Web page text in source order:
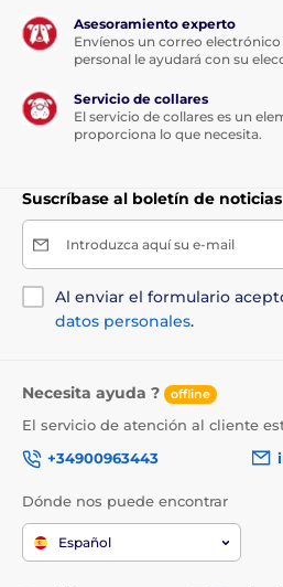
Senza le permite un control
intuitivamente el botón de
puede tirar, parar o soltar
especial de la correa que nunca
Las especificaciones técnicas
El producto aparece en
Crianza Accesorios
Correas Correas
Asesoramiento experto
Envíenos un correo
personal le ayudará con su
Servicio de collares
El servicio de collares es un
proporciona lo que necesita.
Suscríbase al boletín de noticias
Introduzca aquí su e-mail
Al enviar el formulario
datos personales.
Necesita ayuda ? offline
El servicio de atención al cliente
+34900963443
Dónde nos puede encontrar
Español